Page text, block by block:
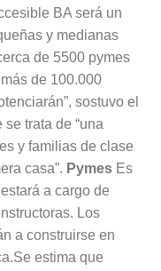
BA será un
y medianas
de 5500 pymes
de 100.000
sostuvo el
trata de “una
y familias de clase
casa”. Pymes Es
a cargo de
Los
a construirse en
estima que